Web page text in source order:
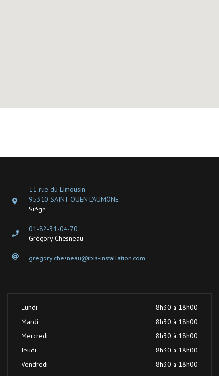
11 rue du Limousin
95310 SAINT OUEN L'AUMÔNE
Siège
01-82-31-04-70
Grégory Chesneau
gregory.chesneau@ibis-installation.com
Lundi
8h30 à 18h00
Mardi
8h30 à 18h00
Mercredi
8h30 à 18h00
Jeudi
8h30 à 18h00
Vendredi
8h30 à 18h00